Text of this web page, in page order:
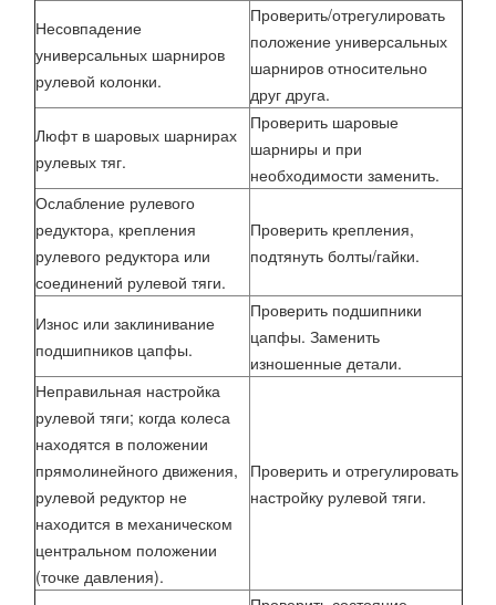
Несовпадение
универсальных шарниров
рулевой колонки.
Проверить/отрегулировать
положение универсальных
шарниров относительно
друг друга.
Люфт в шаровых шарнирах
рулевых тяг.
Проверить шаровые
шарниры и при
необходимости заменить.
Ослабление рулевого
редуктора, крепления
рулевого редуктора или
соединений рулевой тяги.
Проверить крепления,
подтянуть болты/гайки.
Износ или заклинивание
подшипников цапфы.
Проверить подшипники
цапфы. Заменить
изношенные детали.
Неправильная настройка
рулевой тяги; когда колеса
находятся в положении
прямолинейного движения,
рулевой редуктор не
находится в механическом
центральном положении
(точке давления).
Проверить и отрегулировать
настройку рулевой тяги.